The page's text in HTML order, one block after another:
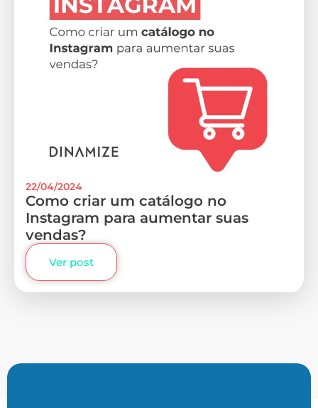
22/04/2024
Como criar um catálogo no
Instagram para aumentar suas
vendas?
Ver post